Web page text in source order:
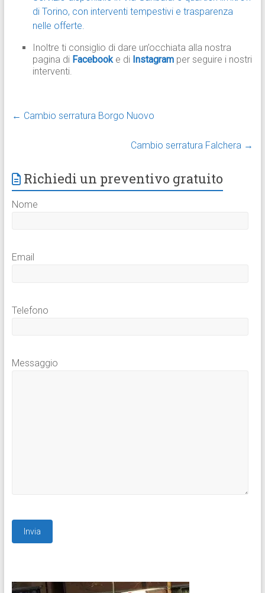
di Torino, con interventi tempestivi e trasparenza
nelle offerte.
Inoltre ti consiglio di dare un’occhiata alla nostra
pagina di Facebook e di Instagram per seguire i nostri
interventi.
← Cambio serratura Borgo Nuovo
Cambio serratura Falchera →
Richiedi un preventivo gratuito
Nome
Email
Telefono
Messaggio